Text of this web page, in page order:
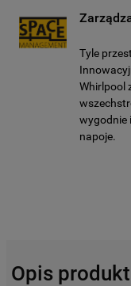
Tyle
Whirlpool
wygodnie
napoje.
Opis